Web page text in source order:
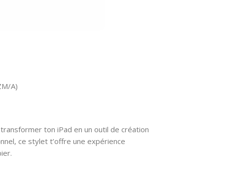
A)
ton iPad en un outil de création
ce stylet t’offre une expérience